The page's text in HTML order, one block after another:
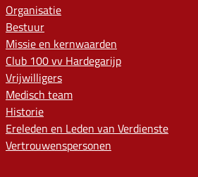
Organisatie
Bestuur
Missie en kernwaarden
Club 100 vv Hardegarijp
Vrijwilligers
Medisch team
Historie
Ereleden en Leden van Verdienste
Vertrouwenspersonen